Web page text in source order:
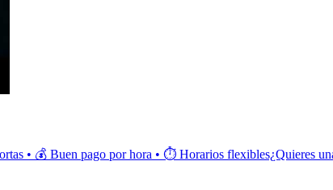
• 💰 Buen pago por hora • ⏱️ Horarios flexibles¿Quieres